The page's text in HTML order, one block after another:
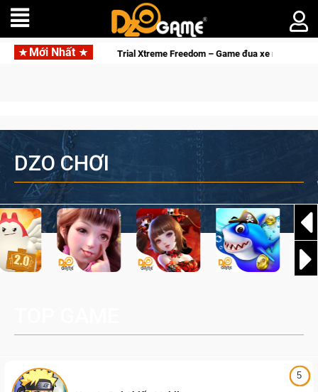
Mới NhấtTrial Xtreme Freedom – Game đua xe mô tô PvP sở hữu vật lý
DZO CHƠI
5